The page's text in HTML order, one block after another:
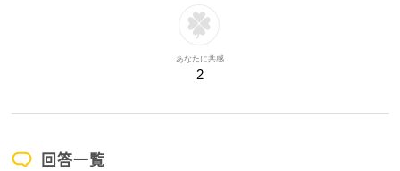
あなたに共感
2
回答一覧